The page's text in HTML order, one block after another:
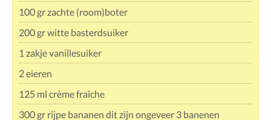
100 gr zachte (room)boter
200 gr witte basterdsuiker
1 zakje vanillesuiker
2 eieren
125 ml crème fraîche
300 gr rijpe bananen dit zijn ongeveer 3 banenen